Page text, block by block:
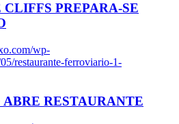
PREPARA-SE
wp-
restaurante-ferroviario-1-
RESTAURANTE